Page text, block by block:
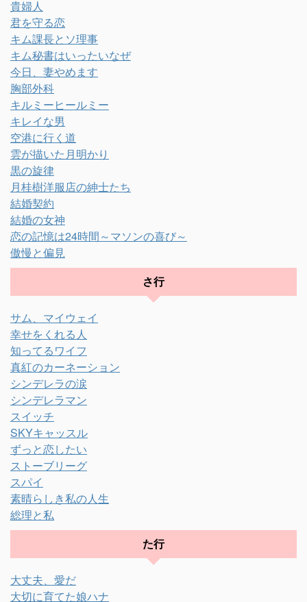
貴婦人
君を守る恋
キム課長とソ理事
キム秘書はいったいなぜ
今日、妻やめます
胸部外科
キルミーヒールミー
キレイな男
空港に行く道
雲が描いた月明かり
黒の旋律
月桂樹洋服店の紳士たち
結婚契約
結婚の女神
恋の記憶は24時間～マソンの喜び～
傲慢と偏見
さ行
サム、マイウェイ
幸せをくれる人
知ってるワイフ
真紅のカーネーション
シンデレラの涙
シンデレラマン
スイッチ
SKYキャッスル
ずっと恋したい
ストーブリーグ
スパイ
素晴らしき私の人生
総理と私
た行
大丈夫、愛だ
大切に育てた娘ハナ